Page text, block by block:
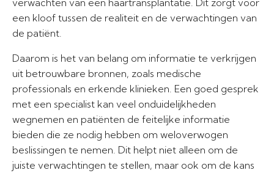
verwachten van een haartransplantatie. Dit zorgt voor
een kloof tussen de realiteit en de verwachtingen van
de patiënt.
Daarom is het van belang om informatie te verkrijgen
uit betrouwbare bronnen, zoals medische
professionals en erkende klinieken. Een goed gesprek
met een specialist kan veel onduidelijkheden
wegnemen en patiënten de feitelijke informatie
bieden die ze nodig hebben om weloverwogen
beslissingen te nemen. Dit helpt niet alleen om de
juiste verwachtingen te stellen, maar ook om de kans